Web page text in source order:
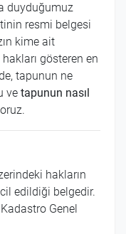
duyduğumuz
resmi belgesi
kime ait
hakları gösteren en
tapunun ne
ve tapunun nasıl
hakların
edildiği belgedir.
Genel